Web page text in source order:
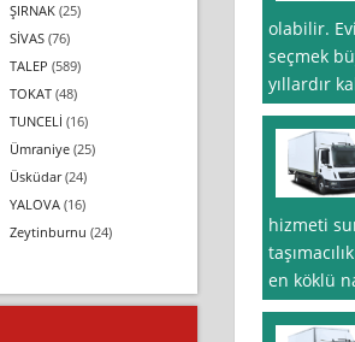
olabilir.
seçmek
yıllardır
hizmeti
en köklü
ŞIRNAK (25)
SİVAS (76)
TALEP (589)
TOKAT (48)
TUNCELİ (16)
Ümraniye (25)
Üsküdar(24)
YALOVA (16)
Zeytinburnu (24)